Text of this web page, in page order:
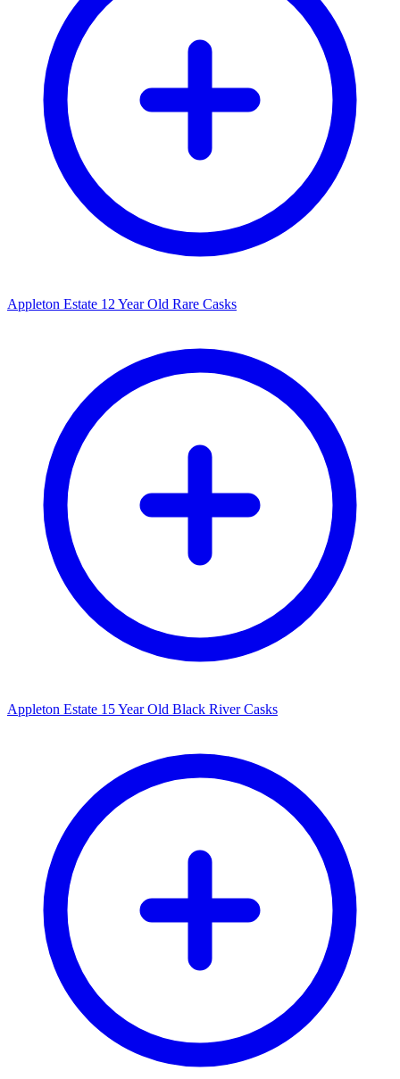
Appleton Estate 12 Year Old Rare Casks
Appleton Estate 15 Year Old Black River Casks